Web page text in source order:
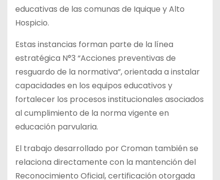
educativas de las comunas de Iquique y Alto
Hospicio.
Estas instancias forman parte de la línea
estratégica N°3 “Acciones preventivas de
resguardo de la normativa”, orientada a instalar
capacidades en los equipos educativos y
fortalecer los procesos institucionales asociados
al cumplimiento de la norma vigente en
educación parvularia.
El trabajo desarrollado por Croman también se
relaciona directamente con la mantención del
Reconocimiento Oficial, certificación otorgada